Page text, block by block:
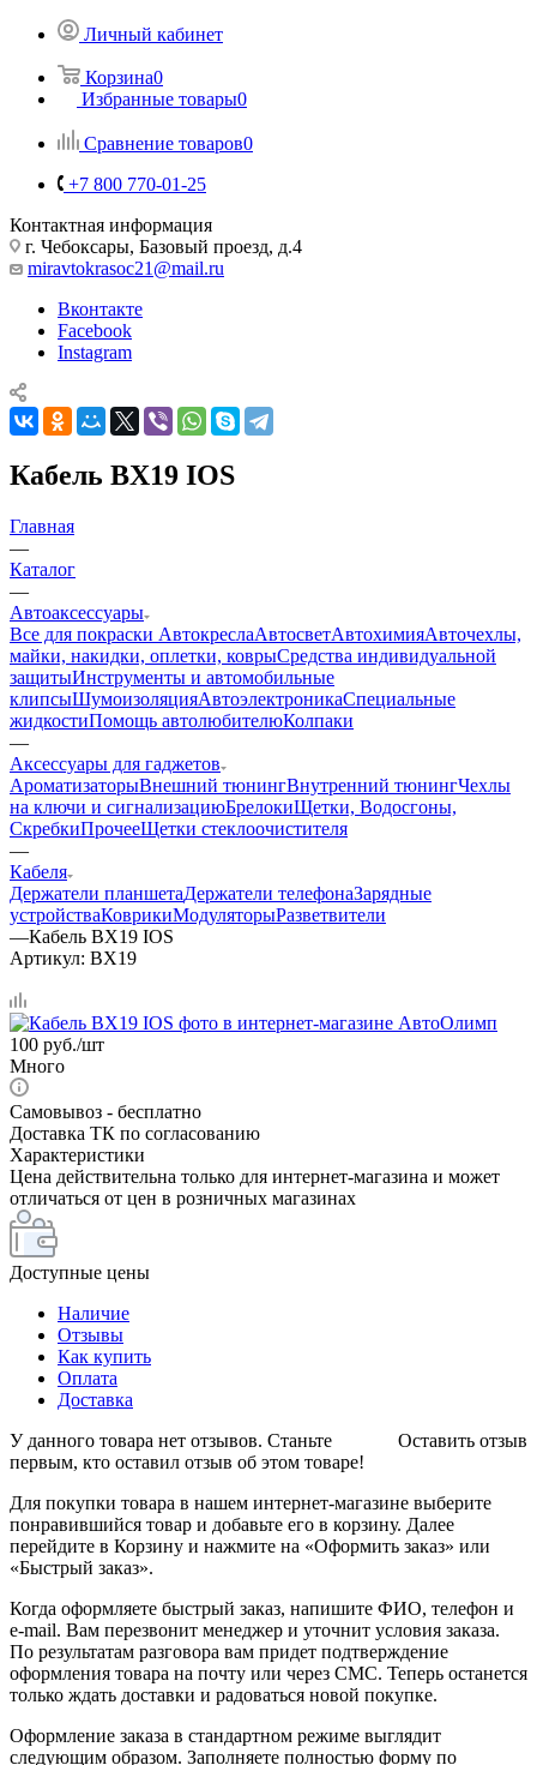
Личный кабинет
Корзина0
Избранные товары0
Сравнение товаров0
+7 800 770-01-25
Контактная информация
г. Чебоксары, Базовый проезд, д.4
miravtokrasoc21@mail.ru
Вконтакте
Facebook
Instagram
Кабель BX19 IOS
Главная
—
Каталог
—
Автоаксессуары
Все для покраски АвтокреслаАвтосветАвтохимияАвточехлы,
майки, накидки, оплетки, коврыСредства индивидуальной
защитыИнструменты и автомобильные
клипсыШумоизоляцияАвтоэлектроникаСпециальные
жидкостиПомощь автолюбителюКолпаки
—
Аксессуары для гаджетов
АроматизаторыВнешний тюнингВнутренний тюнингЧехлы
на ключи и сигнализациюБрелокиЩетки, Водосгоны,
СкребкиПрочееЩетки стеклоочистителя
—
Кабеля
Держатели планшетаДержатели телефонаЗарядные
устройстваКоврикиМодуляторыРазветвители
—Кабель BX19 IOS
Артикул: BX19
100 руб./шт
Много
Самовывоз - бесплатно
Доставка ТК по согласованию
Характеристики
Цена действительна только для интернет-магазина и может
отличаться от цен в розничных магазинах
Доступные цены
Наличие
Отзывы
Как купить
Оплата
Доставка
Оставить отзыв
У данного товара нет отзывов. Станьте
первым, кто оставил отзыв об этом товаре!
Для покупки товара в нашем интернет-магазине выберите
понравившийся товар и добавьте его в корзину. Далее
перейдите в Корзину и нажмите на «Оформить заказ» или
«Быстрый заказ».
Когда оформляете быстрый заказ, напишите ФИО, телефон и
e-mail. Вам перезвонит менеджер и уточнит условия заказа.
По результатам разговора вам придет подтверждение
оформления товара на почту или через СМС. Теперь останется
только ждать доставки и радоваться новой покупке.
Оформление заказа в стандартном режиме выглядит
следующим образом. Заполняете полностью форму по